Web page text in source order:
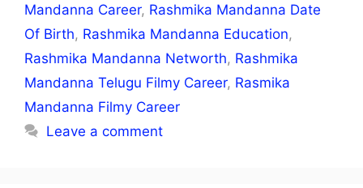
Mandanna Career, Rashmika Mandanna Date
Of Birth, Rashmika Mandanna Education,
Rashmika Mandanna Networth, Rashmika
Mandanna Telugu Filmy Career, Rasmika
Mandanna Filmy Career
Leave a comment